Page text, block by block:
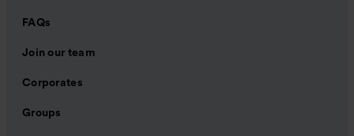
FAQs
Join our team
Corporates
Groups